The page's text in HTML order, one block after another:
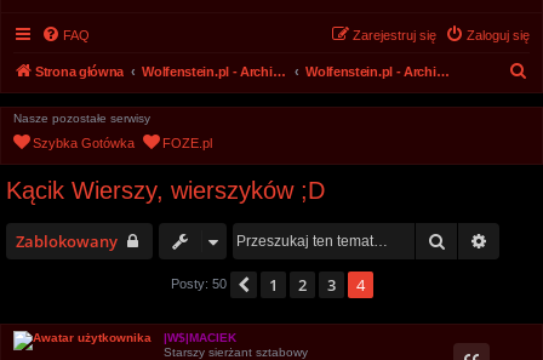
FAQ Zaloguj się
Zarejestruj się
Strona główna Wolfenstein.pl - Archiwum forum 2008 - 2017 Wolfenstein.pl - Archiwum
Nasze pozostałe serwisy
Szybka Gotówka FOZE.pl
Kącik Wierszy, wierszyków ;D
Zablokowany Szukaj
Posty: 50 Poprzednia
1 2 3 4
|W$|MACIEK
Starszy sierżant sztabowy